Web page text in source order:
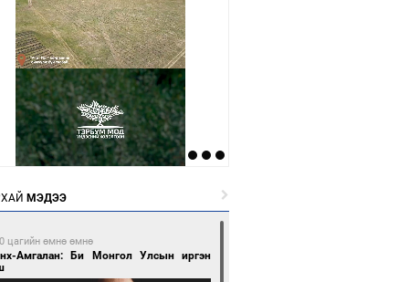
МЭДЭЭ
цагийн өмнө өмнө
Амгалан: Би Монгол Улсын иргэн